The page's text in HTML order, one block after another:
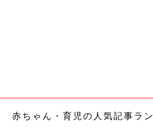
す。その時に双子サークルなどママ
赤ちゃん・育児の人気記事ラ